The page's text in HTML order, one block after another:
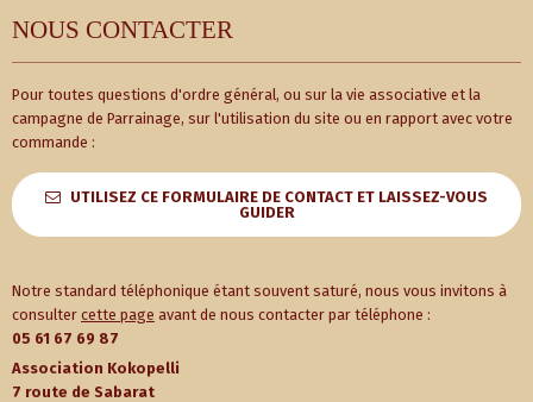
articles
NOUS CONTACTER
Pour toutes questions d'ordre général, ou sur la vie associative et la
campagne de Parrainage, sur l'utilisation du site ou en rapport avec votre
commande :
UTILISEZ CE FORMULAIRE DE CONTACT ET LAISSEZ-VOUS
GUIDER
Notre standard téléphonique étant souvent saturé, nous vous invitons à
consulter cette page avant de nous contacter par téléphone :
05 61 67 69 87
Association Kokopelli
7 route de Sabarat